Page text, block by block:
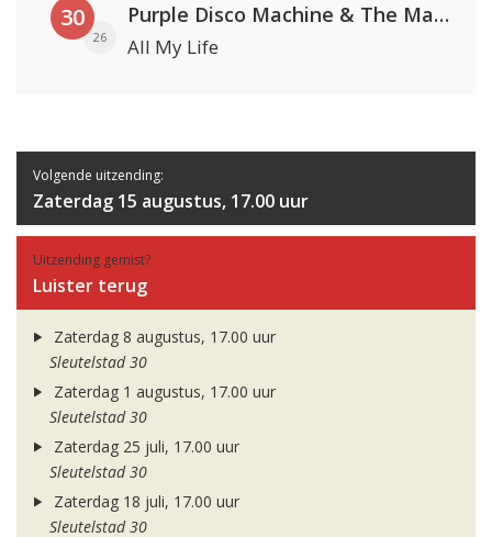
30
26
Purple Disco Machine & The Magician
All My Life
Volgende uitzending:
Zaterdag 15 augustus, 17.00 uur
Uitzending gemist?
Luister terug
Zaterdag 8 augustus, 17.00 uur
Sleutelstad 30
Zaterdag 1 augustus, 17.00 uur
Sleutelstad 30
Zaterdag 25 juli, 17.00 uur
Sleutelstad 30
Zaterdag 18 juli, 17.00 uur
Sleutelstad 30